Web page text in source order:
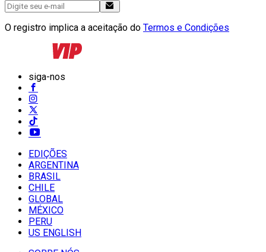
O registro implica a aceitação do Termos e Condições
siga-nos
EDIÇÕES
ARGENTINA
BRASIL
CHILE
GLOBAL
MÉXICO
PERU
US ENGLISH